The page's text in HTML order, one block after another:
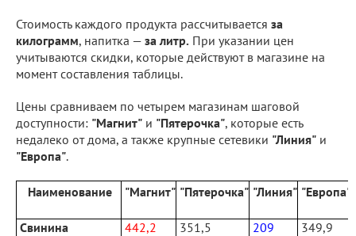
Стоимость каждого продукта рассчитывается за
килограмм, напитка — за литр. При указании цен
учитываются скидки, которые действуют в магазине на
момент составления таблицы.
Цены сравниваем по четырем магазинам шаговой
доступности: "Магнит" и "Пятерочка", которые есть
недалеко от дома, а также крупные сетевики "Линия" и
"Европа".
Наименование "Магнит" "Пятерочка" "Линия" "Европа"
Свинина 442,2 351,5 209 349,9